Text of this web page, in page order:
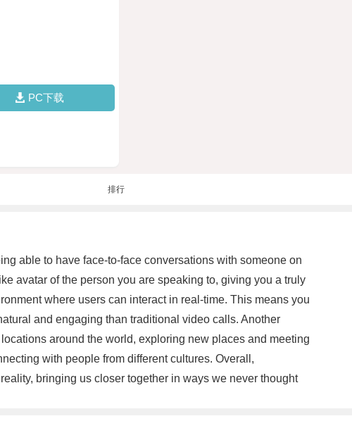
PC下载
排行
able to have face-to-face conversations with someone on
avatar of the person you are speaking to, giving you a truly
where users can interact in real-time. This means you
and engaging than traditional video calls. Another
around the world, exploring new places and meeting
with people from different cultures. Overall,
bringing us closer together in ways we never thought